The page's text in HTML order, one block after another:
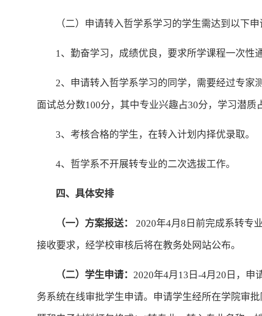
（二）申请转入哲学系学习的学生需达到以下
1 、勤奋学习，成绩优良，要求所学课程一次性
2、申请转入哲学系学习的同学，需要经过专家
面试总分数100分，其中专业兴趣占30分，学习潜质
3、考核合格的学生，在转入计划内择优录取。
4、哲学系不开展转专业的二次选拔工作。
四、具体安排
（一）方案报送： 2020年4月 8 日前完成系转专
接收要求，经学校审核后将在教务处网站公布。
（二）学生申请： 2020年4月 13 日-4月 20 日，申
务系统在线审批学生申请。申请学生经所在学院审